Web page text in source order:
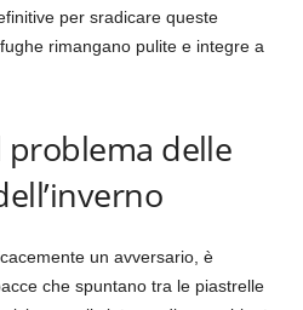
per sradicare queste
rimangano pulite e integre a
delle
un avversario, è
che spuntano tra le piastrelle